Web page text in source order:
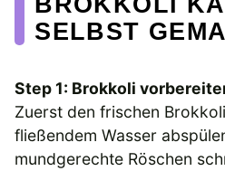
SELBST
Step 1: Brokkoli
Zuerst den frischen
fließendem Wasser
mundgerechte Röschen